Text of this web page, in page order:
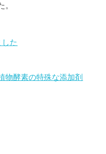
。
た
物酵素の特殊な添加剤